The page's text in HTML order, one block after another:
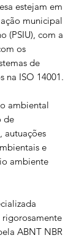
estejam em
municipal
(PSIU), com a
os
de
na ISO 14001.
ambiental
de
autuações
e
ambiente
rigorosamente
ABNT NBR